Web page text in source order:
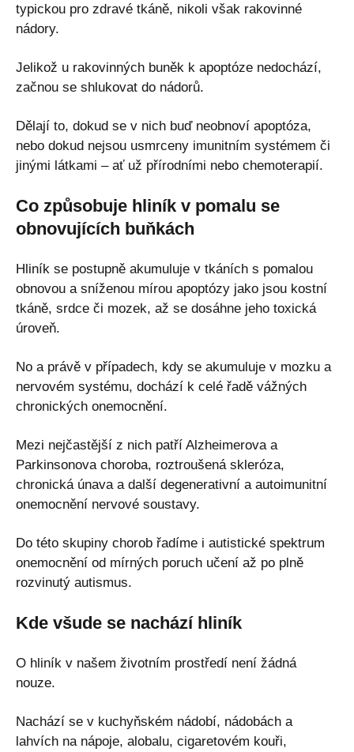
typickou pro zdravé tkáně, nikoli však rakovinné
nádory.
Jelikož u rakovinných buněk k apoptóze nedochází,
začnou se shlukovat do nádorů.
Dělají to, dokud se v nich buď neobnoví apoptóza,
nebo dokud nejsou usmrceny imunitním systémem či
jinými látkami – ať už přírodními nebo chemoterapií.
Co způsobuje hliník v pomalu se
obnovujících buňkách
Hliník se postupně akumuluje v tkáních s pomalou
obnovou a sníženou mírou apoptózy jako jsou kostní
tkáně, srdce či mozek, až se dosáhne jeho toxická
úroveň.
No a právě v případech, kdy se akumuluje v mozku a
nervovém systému, dochází k celé řadě vážných
chronických onemocnění.
Mezi nejčastější z nich patří Alzheimerova a
Parkinsonova choroba, roztroušená skleróza,
chronická únava a další degenerativní a autoimunitní
onemocnění nervové soustavy.
Do této skupiny chorob řadíme i autistické spektrum
onemocnění od mírných poruch učení až po plně
rozvinutý autismus.
Kde všude se nachází hliník
O hliník v našem životním prostředí není žádná
nouze.
Nachází se v kuchyňském nádobí, nádobách a
lahvích na nápoje, alobalu, cigaretovém kouři,